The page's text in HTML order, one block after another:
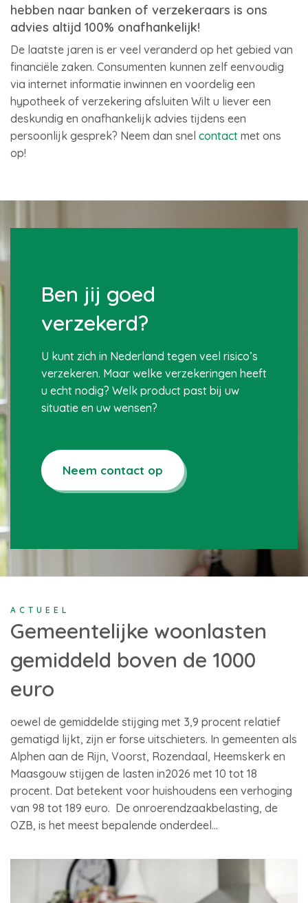
hebben naar banken of verzekeraars is ons
advies altijd 100% onafhankelijk!
De laatste jaren is er veel veranderd op het gebied van
financiële zaken. Consumenten kunnen zelf eenvoudig
via internet informatie inwinnen en voordelig een
hypotheek of verzekering afsluiten Wilt u liever een
deskundig en onafhankelijk advies tijdens een
persoonlijk gesprek? Neem dan snel contact met ons
op!
Ben jij goed
verzekerd?
U kunt zich in Nederland tegen veel risico’s
verzekeren. Maar welke verzekeringen heeft
u echt nodig? Welk product past bij uw
situatie en uw wensen?
Neem contact op
Gemeentelijke woonlasten
gemiddeld boven de 1000
euro
ACTUEEL
oewel de gemiddelde stijging met 3,9 procent relatief
gematigd lijkt, zijn er forse uitschieters. In gemeenten als
Alphen aan de Rijn, Voorst, Rozendaal, Heemskerk en
Maasgouw stijgen de lasten in2026 met 10 tot 18
procent. Dat betekent voor huishoudens een verhoging
van 98 tot 189 euro. De onroerendzaakbelasting, de
OZB, is het meest bepalende onderdeel…